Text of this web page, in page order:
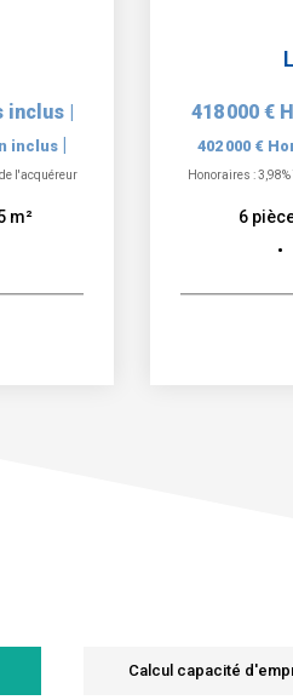
inclus |
inclus |
l'acquéreur
m²
418 000 €
402 000 €
Honoraires :
6
Calcul capacité